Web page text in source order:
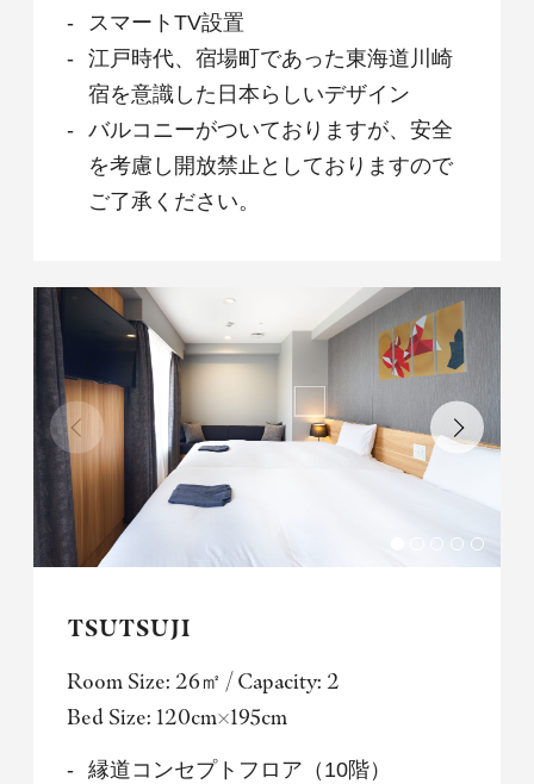
スマートTV設置
江戸時代、宿場町であった東海道川崎
宿を意識した日本らしいデザイン
バルコニーがついておりますが、安全
を考慮し開放禁止としておりますので
ご了承ください。
TSUTSUJI
Room Size: 26㎡ / Capacity: 2
Bed Size: 120cm×195cm
縁道コンセプトフロア（10階）